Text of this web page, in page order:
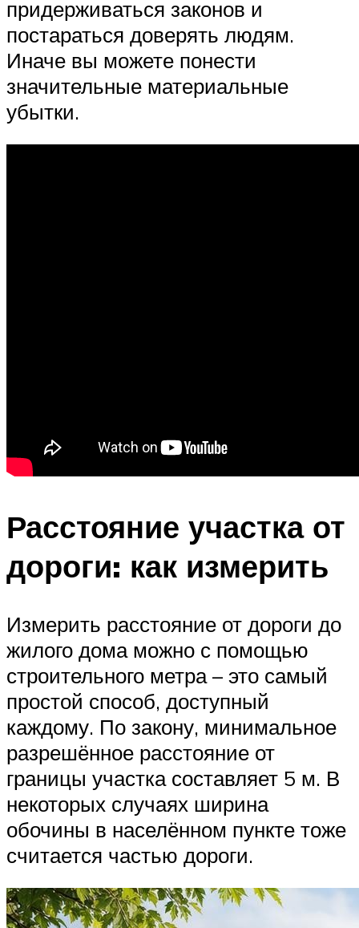
придерживаться законов и
постараться доверять людям.
Иначе вы можете понести
значительные материальные
убытки.
Расстояние участка от
дороги: как измерить
Измерить расстояние от дороги до
жилого дома можно с помощью
строительного метра – это самый
простой способ, доступный
каждому. По закону, минимальное
разрешённое расстояние от
границы участка составляет 5 м. В
некоторых случаях ширина
обочины в населённом пункте тоже
считается частью дороги.